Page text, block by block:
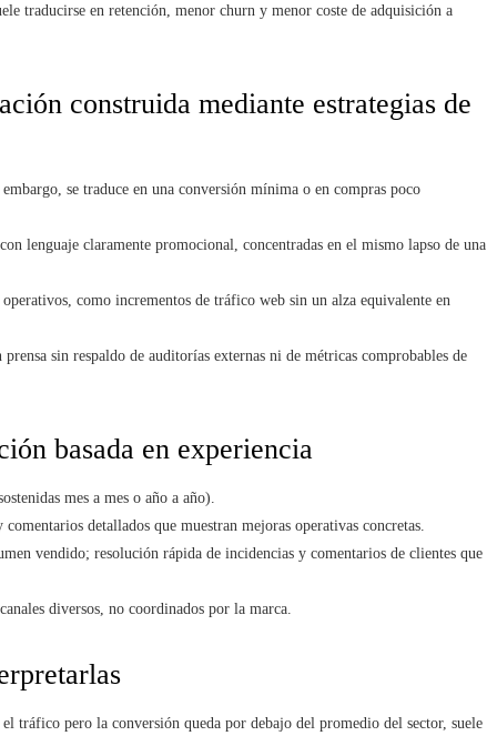
traducirse en retención, menor churn y menor coste de adquisición a
construida mediante estrategias de
se traduce en una conversión mínima o en compras poco
lenguaje claramente promocional, concentradas en el mismo lapso de una
como incrementos de tráfico web sin un alza equivalente en
sin respaldo de auditorías externas ni de métricas comprobables de
basada en experiencia
mes a mes o año a año).
detallados que muestran mejoras operativas concretas.
vendido; resolución rápida de incidencias y comentarios de clientes que
diversos, no coordinados por la marca.
tráfico pero la conversión queda por debajo del promedio del sector, suele